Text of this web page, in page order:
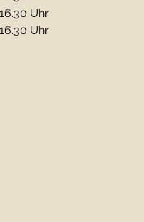
Uhr
Uhr